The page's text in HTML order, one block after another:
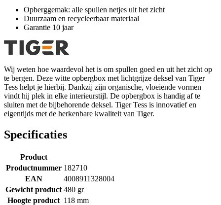
Opberggemak: alle spullen netjes uit het zicht
Duurzaam en recycleerbaar materiaal
Garantie 10 jaar
Wij weten hoe waardevol het is om spullen goed en uit het zicht op
te bergen. Deze witte opbergbox met lichtgrijze deksel van Tiger
Tess helpt je hierbij. Dankzij zijn organische, vloeiende vormen
vindt hij plek in elke interieurstijl. De opbergbox is handig af te
sluiten met de bijbehorende deksel. Tiger Tess is innovatief en
eigentijds met de herkenbare kwaliteit van Tiger.
Specificaties
Product
Productnummer 182710
EAN
4008911328004
Gewicht product 480 gr
Hoogte product 118 mm